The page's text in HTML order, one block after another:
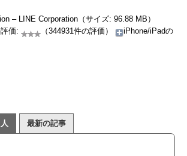
– LINE Corporation（サイズ: 96.88 MB）
価:
（344931件の評価）
iPhone/iPadの
最新の記事